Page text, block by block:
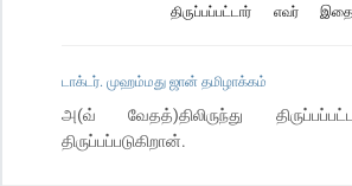
இதை
எவர்
திருப்பப்பட்டார்
டாக்டர். முஹம்மது ஜான் தமிழாக்கம்
அ(வ் வேதத்)திலிருந்து
திருப்பப்படுகிறான்.